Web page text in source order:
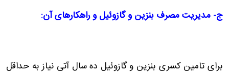
ج- مدیریت مصرف بنزین و گازوئیل و راهکارهای آن:
برای تامین کسری بنزین و گازوئیل ده سال آتی نیاز به حداقل